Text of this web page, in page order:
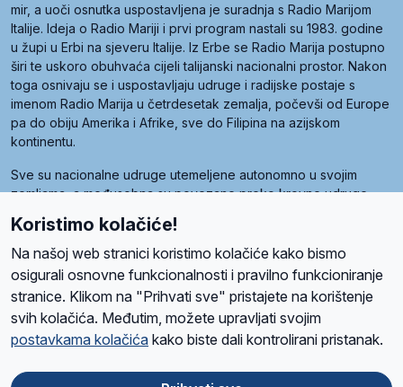
mir, a uoči osnutka uspostavljena je suradnja s Radio Marijom
Italije. Ideja o Radio Mariji i prvi program nastali su 1983. godine
u župi u Erbi na sjeveru Italije. Iz Erbe se Radio Marija postupno
širi te uskoro obuhvaća cijeli talijanski nacionalni prostor. Nakon
toga osnivaju se i uspostavljaju udruge i radijske postaje s
imenom Radio Marija u četrdesetak zemalja, počevši od Europe
pa do obiju Amerika i Afrike, sve do Filipina na azijskom
kontinentu.
Sve su nacionalne udruge utemeljene autonomno u svojim
zemljama, a međusobna su povezane preko krovne udruge
Radio Maria). Svjetsku obitelj utemeljilo je sedam članica, među
kojima je i hrvatska Udruga Radio Marija.
O namaRadio ProgramVolonteriPrijateljiKontaktPravila privatnosti
Ova stranica je zaštićena Google reCAPTCHA sustavom
Koristimo kolačiće!
Na našoj web stranici koristimo kolačiće kako bismo
osigurali osnovne funkcionalnosti i pravilno funkcioniranje
stranice. Klikom na "Prihvati sve" pristajete na korištenje
svih kolačića. Međutim, možete upravljati svojim
postavkama kolačića kako biste dali kontrolirani pristanak.